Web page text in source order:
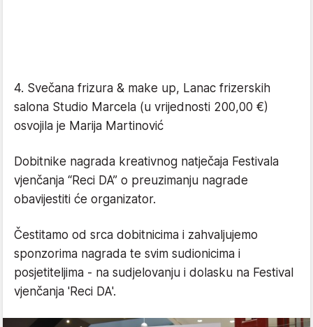
4. Svečana frizura & make up, Lanac frizerskih
salona Studio Marcela (u vrijednosti 200,00 €)
osvojila je Marija Martinović
Dobitnike nagrada kreativnog natječaja Festivala
vjenčanja “Reci DA” o preuzimanju nagrade
obavijestiti će organizator.
Čestitamo od srca dobitnicima i zahvaljujemo
sponzorima nagrada te svim sudionicima i
posjetiteljima - na sudjelovanju i dolasku na Festival
vjenčanja 'Reci DA'.